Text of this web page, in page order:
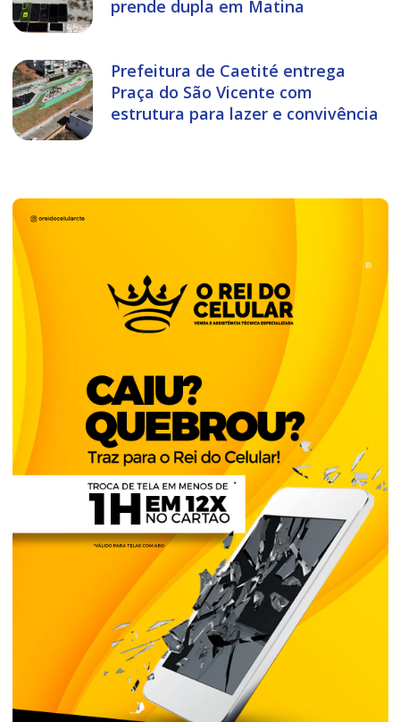
prende dupla em Matina
Prefeitura de Caetité entrega
Praça do São Vicente com
estrutura para lazer e convivência